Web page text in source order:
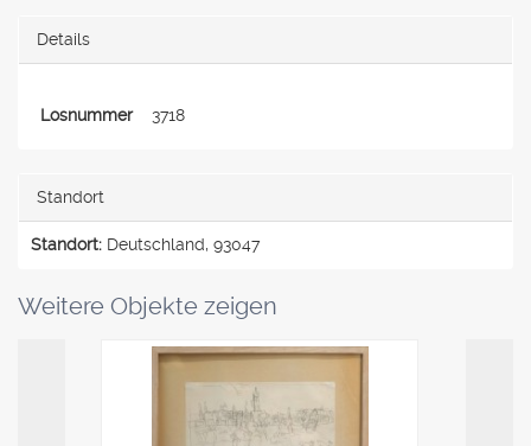
Details
Losnummer 3718
Standort
Standort: Deutschland, 93047
Weitere Objekte zeigen